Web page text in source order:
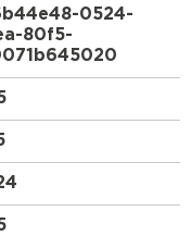
для скатов
двух листов
заметен.
0524-
80f5-